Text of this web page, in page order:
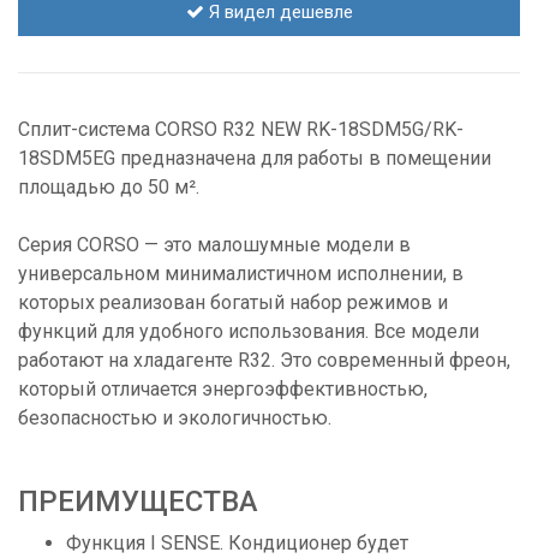
Я видел дешевле
Сплит-система CORSO R32 NEW RK-18SDM5G/RK-
18SDM5EG предназначена для работы в помещении
площадью до 50 м².
Серия CORSO — это малошумные модели в
универсальном минималистичном исполнении, в
которых реализован богатый набор режимов и
функций для удобного использования. Все модели
работают на хладагенте R32. Это современный фреон,
который отличается энергоэффективностью,
безопасностью и экологичностью.
ПРЕИМУЩЕСТВА
Функция I SENSE. Кондиционер будет